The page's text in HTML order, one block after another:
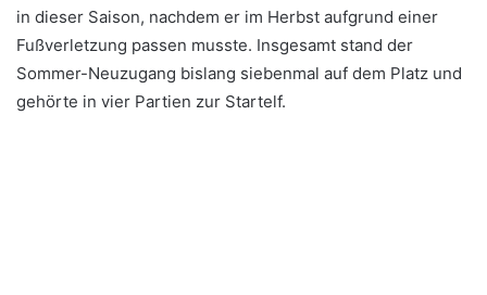
in dieser Saison, nachdem er im Herbst aufgrund einer
Fußverletzung passen musste. Insgesamt stand der
Sommer-Neuzugang bislang siebenmal auf dem Platz und
gehörte in vier Partien zur Startelf.